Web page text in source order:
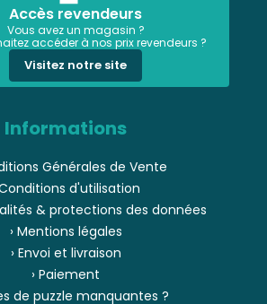
Accès revendeurs
Vous avez un magasin ?
accéder à nos prix revendeurs ?
Visitez notre site
Informations
Générales de Vente
Conditions d'utilisation
& protections des données
› Mentions légales
› Envoi et livraison
› Paiement
de puzzle manquantes ?